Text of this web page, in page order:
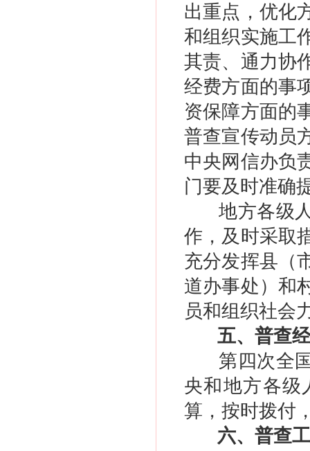
出重点，优化
和组织实施工
其责、通力协
经费方面的事
资保障方面的
普查宣传动员
中央网信办负
门要及时准确
地方各级
作，及时采取
充分发挥县（
道办事处）和
员和组织社会
五、普查
第四次全
央和地方各级
算，按时拨付
六、普查